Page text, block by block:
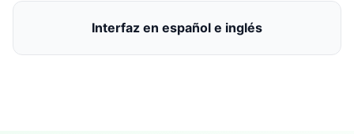
Interfaz en español e inglés